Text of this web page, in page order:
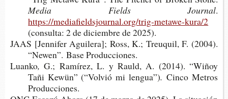
Media Fields Journal.
https://mediafieldsjournal.org/trig-metawe-kura/2
(con­sul­ta: 2 de diciem­bre de 2025).
JAAS [Jen­ni­fer Agui­le­ra]; Ross, K.; Treu­quil, F. (2004).
“Newen”. Base Producciones.
Luanko,G.; Ramí­rez, L. y Rauld, A. (2014). “Wiñoy
Tañi Kewün” (“Vol­vió mi lengua”).Cinco Metros
Producciones.